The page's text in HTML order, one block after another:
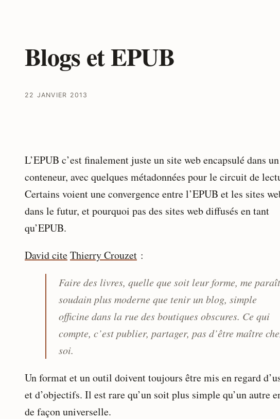
Blogs et EPUB
22 JANVIER 2013
L’EPUB c’est finalement juste un site web encapsulé dans un
conteneur, avec quelques métadonnées pour le circuit de
Certains voient une convergence entre l’EPUB et les sites
dans le futur, et pourquoi pas des sites web diffusés en tant
qu’EPUB.
David citeThierry Crouzet :
Faire des livres, quelle que soit leur forme, me paraît
soudain plus moderne que tenir un blog, simple
officine dans la rue des boutiques obscures. Ce qui
compte, c’est publier, partager, pas d’être maître
soi.
Un format et un outil doivent toujours être mis en regard
et d’objectifs. Il est rare qu’un soit plus simple qu’un autre
de façon universelle.